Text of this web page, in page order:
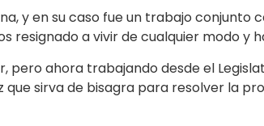
y en su caso fue un trabajo conjunto
resignado a vivir de cualquier modo y
pero ahora trabajando desde el
sirva de bisagra para resolver la